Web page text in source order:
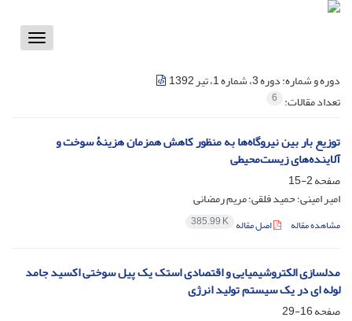
Toggle
دوره و شماره:دوره 3، شماره 1، تیر 1392
تعداد مقالات: 6
توزیع بار بین نیروگاه‌ها به منظور کاهش همزمان هزینۀ سوخت و
آلاینده‌های زیست‌محیطی
صفحه2-15
امیر امینی؛ حمید فلقی؛ مریم رمضانی
مشاهده مقاله اصل مقاله 385.99 K
مدلسازی الکتروشیمیایی و اقتصادی استک یک پیل سوختی اکسید جامد
لوله ای در یک سیستم تولید انرژی
صفحه16-29